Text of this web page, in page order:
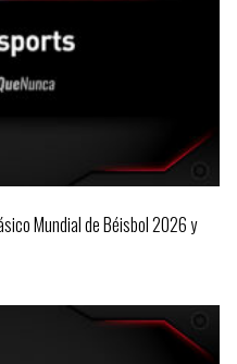
Mundial de Béisbol 2026 y